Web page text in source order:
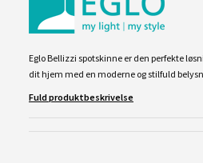
Eglo Bellizzi spotskinne er den perfekte
dit hjem med en moderne og stilfuld
Fuld produktbeskrivelse